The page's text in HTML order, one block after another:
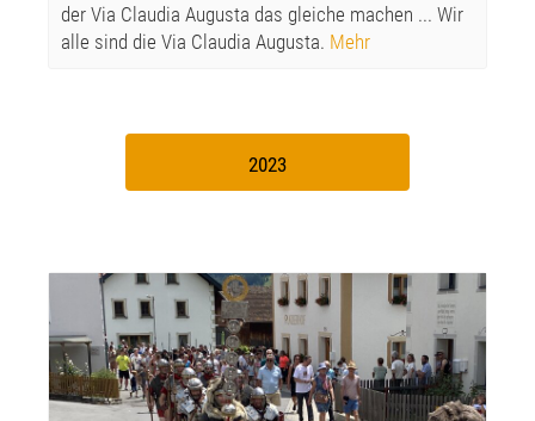
der Via Claudia Augusta das gleiche machen ... Wir
alle sind die Via Claudia Augusta. Mehr
2023